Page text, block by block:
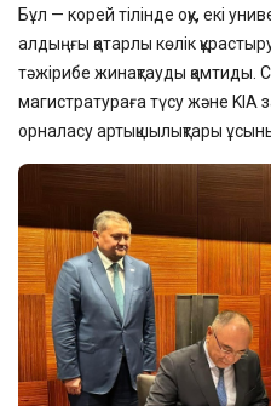
Бұл — корей тілінде оқу, екі
алдыңғы қатарлы көлік
тәжірибе жинақтауды қамтиды.
магистратураға түсу және KIA
орналасу артықшылықтары